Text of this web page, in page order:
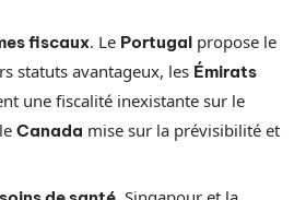
fiscaux. Le Portugal propose le
statuts avantageux, les Émirats
une fiscalité inexistante sur le
Canada mise sur la prévisibilité et